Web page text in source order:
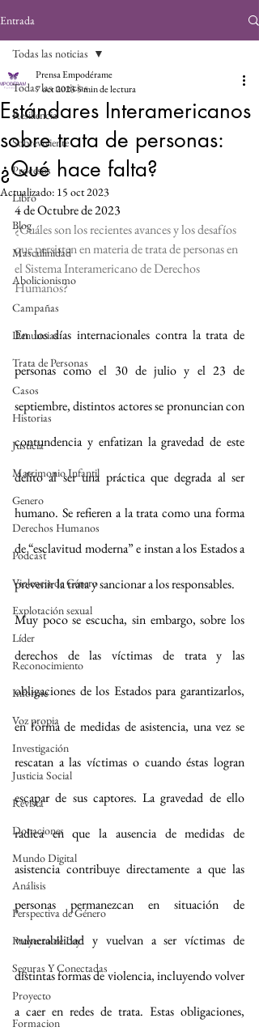
Entrada
Todas las noticias
Resiliencia
Sobreviviente
Procesos
Libro
Blog
Masculinidad
Abolicionismo
Campañas
Denuncias
Trata de Personas
Casos
Historias
Justicia
Matrimonio Infantil
Genero
Derechos Humanos
Podcast
Violencia de Género
Explotación sexual
Líder
Reconocimiento
Informe
Voz propia
Investigación
Justicia Social
Revista
Donaciones
Mundo Digital
Análisis
Perspectiva de Género
Proyecto de Ley
Seguras Y Conectadas
Proyecto
Formacion
Todas las noticias
Estándares Interamericanos
sobre trata de personas:
¿Qué hace falta?
Prensa Empodérame
7 oct 20235 min de lectura
Actualizado: 15 oct 2023
4 de Octubre de 2023
¿Cuáles son los recientes avances y los desafíos
que persisten en materia de trata de personas en
el Sistema Interamericano de Derechos
Humanos?
En los días internacionales contra la trata de
personas como el 30 de julio y el 23 de
septiembre, distintos actores se pronuncian con
contundencia y enfatizan la gravedad de este
delito al ser una práctica que degrada al ser
humano. Se refieren a la trata como una forma
de “esclavitud moderna” e instan a los Estados a
prevenir la trata y sancionar a los responsables.
Muy poco se escucha, sin embargo, sobre los
derechos de las víctimas de trata y las
obligaciones de los Estados para garantizarlos,
en forma de medidas de asistencia, una vez se
rescatan a las víctimas o cuando éstas logran
escapar de sus captores. La gravedad de ello
radica en que la ausencia de medidas de
asistencia contribuye directamente a que las
personas permanezcan en situación de
vulnerabilidad y vuelvan a ser víctimas de
distintas formas de violencia, incluyendo volver
a caer en redes de trata. Estas obligaciones,